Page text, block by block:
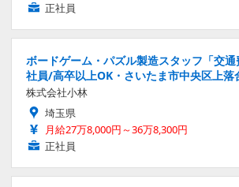
正社員
ボードゲーム・パズル製造スタッフ「交
社員/高卒以上OK・さいたま市中央区上落
株式会社小林
埼玉県
月給27万8,000円～36万8,300円
正社員